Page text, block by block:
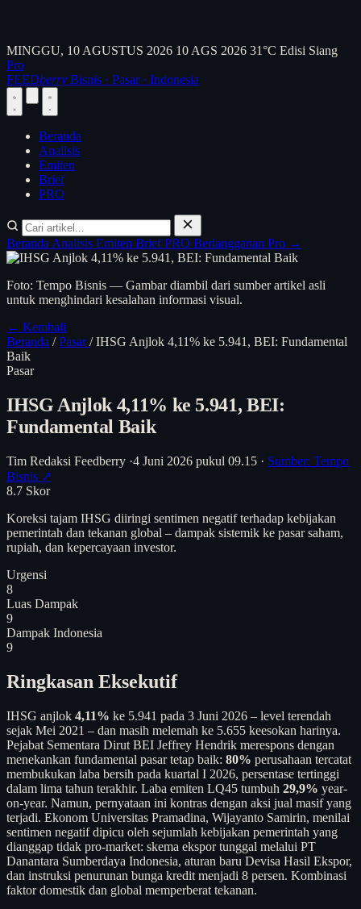
MINGGU, 10 AGUSTUS 2026 10 AGS 2026 31°C Edisi Siang
Pro
FEEDberry Bisnis · Pasar · Indonesia
Beranda
Analisis
Emiten
Brief
PRO
Beranda Analisis Emiten BriefPRO Berlangganan Pro →
Foto: Tempo Bisnis — Gambar diambil dari sumber artikel asli
untuk menghindari kesalahan informasi visual.
← Kembali
Beranda / Pasar/ IHSG Anjlok 4,11% ke 5.941, BEI: Fundamental
Baik
Pasar
IHSG Anjlok 4,11% ke 5.941, BEI:
Fundamental Baik
Tim Redaksi Feedberry ·4 Juni 2026 pukul 09.15 · Sumber: Tempo
Bisnis ↗
8.7 Skor
Koreksi tajam IHSG diiringi sentimen negatif terhadap kebijakan
pemerintah dan tekanan global – dampak sistemik ke pasar saham,
rupiah, dan kepercayaan investor.
Urgensi
8
Luas Dampak
9
Dampak Indonesia
9
Ringkasan Eksekutif
IHSG anjlok 4,11% ke 5.941 pada 3 Juni 2026 – level terendah
sejak Mei 2021 – dan masih melemah ke 5.655 keesokan harinya.
Pejabat Sementara Dirut BEI Jeffrey Hendrik merespons dengan
menekankan fundamental pasar tetap baik: 80% perusahaan tercatat
membukukan laba bersih pada kuartal I 2026, persentase tertinggi
dalam lima tahun terakhir. Laba emiten LQ45 tumbuh 29,9% year-
on-year. Namun, pernyataan ini kontras dengan aksi jual masif yang
terjadi. Ekonom Universitas Pramadina, Wijayanto Samirin, menilai
sentimen negatif dipicu oleh sejumlah kebijakan pemerintah yang
dianggap tidak pro-market: skema ekspor tunggal melalui PT
Danantara Sumberdaya Indonesia, aturan baru Devisa Hasil Ekspor,
dan instruksi penurunan bunga kredit menjadi 8 persen. Kombinasi
faktor domestik dan global memperberat tekanan.